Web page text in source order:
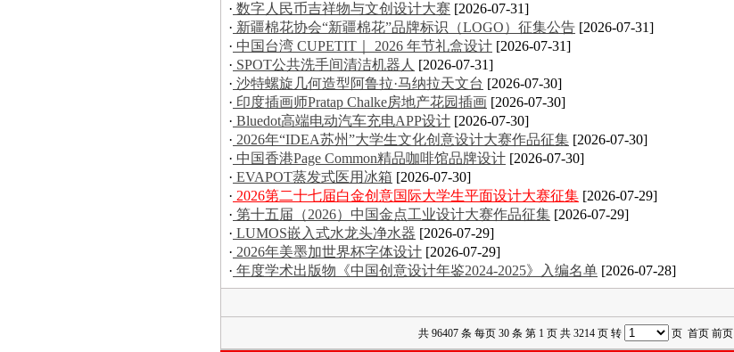
· 数字人民币吉祥物与文创设计大赛 [2026-07-31]
· 新疆棉花协会“新疆棉花”品牌标识（LOGO）征集公告 [2026-07-31]
· 中国台湾 CUPETIT｜ 2026 年节礼盒设计 [2026-07-31]
· SPOT公共洗手间清洁机器人 [2026-07-31]
· 沙特螺旋几何造型阿鲁拉·马纳拉天文台 [2026-07-30]
· 印度插画师Pratap Chalke房地产花园插画 [2026-07-30]
· Bluedot高端电动汽车充电APP设计 [2026-07-30]
· 2026年“IDEA苏州”大学生文化创意设计大赛作品征集 [2026-07-30]
· 中国香港Page Common精品咖啡馆品牌设计 [2026-07-30]
· EVAPOT蒸发式医用冰箱 [2026-07-30]
· 2026第二十七届白金创意国际大学生平面设计大赛征集 [2026-07-29]
· 第十五届（2026）中国金点工业设计大赛作品征集 [2026-07-29]
· LUMOS嵌入式水龙头净水器 [2026-07-29]
· 2026年美墨加世界杯字体设计 [2026-07-29]
· 年度学术出版物《中国创意设计年鉴2024-2025》入编名单 [2026-07-28]
共 96407 条 每页 30 条 第 1 页 共 3214 页 转 页 首页 前页